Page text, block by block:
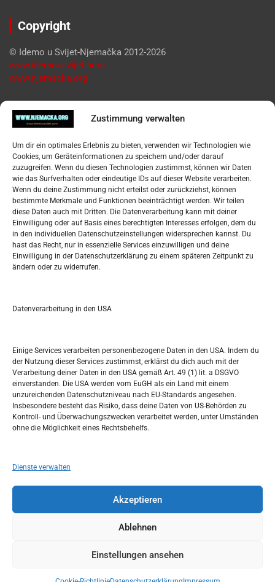
Zustimmung verwalten
Um dir ein optimales Erlebnis zu bieten, verwenden wir Technologien wie
Cookies, um Geräteinformationen zu speichern und/oder darauf
zuzugreifen. Wenn du diesen Technologien zustimmst, können wir Daten
wie das Surfverhalten oder eindeutige IDs auf dieser Website verarbeiten.
Wenn du deine Zustimmung nicht erteilst oder zurückziehst, können
bestimmte Merkmale und Funktionen beeinträchtigt werden. Wir teilen
diese Daten auch mit Dritten. Die Datenverarbeitung kann mit deiner
Einwilligung oder auf Basis eines berechtigten Interesses erfolgen, dem du
in den individuellen Datenschutzeinstellungen widersprechen kannst. Du
hast das Recht, nur in essenzielle Services einzuwilligen und deine
Einwilligung in der Datenschutzerklärung zu einem späteren Zeitpunkt zu
ändern oder zu widerrufen.
Datenverarbeitung in den USA
Einige Services verarbeiten personenbezogene Daten in den USA. Indem du
der Nutzung dieser Services zustimmst, erklärst du dich auch mit der
Verarbeitung deiner Daten in den USA gemäß Art. 49 (1) lit. a DSGVO
einverstanden. Die USA werden vom EuGH als ein Land mit einem
unzureichenden Datenschutzniveau nach EU-Standards angesehen.
Insbesondere besteht das Risiko, dass deine Daten von US-Behörden zu
Kontroll- und Überwachungszwecken verarbeitet werden, unter Umständen
ohne die Möglichkeit eines Rechtsbehelfs.
Dienste verwalten
Akzeptieren
Ablehnen
Einstellungen ansehen
Copyright
© Idemo u Svijet-Njemačka 2012-2026
www.idemousvijet.com
www.njemacka.org
Pregled
Datenschutzerklärung
Widerufsbelehrung
Oglašavanje / Postavite svoj oglas
Tko je “Idemo u Svijet – Njemačka?
Pretražite stranicu:
S
SEPTEMBER 2022
M D M D F S
1 2 3
5 6 7 8 9 10 11
19 20
26 27 28 29 30
« Aug. Okt. »
Copyright © 2026Idemo u Svijet-Njemacka!
Theme by:Theme Horse Proudly Powered by: